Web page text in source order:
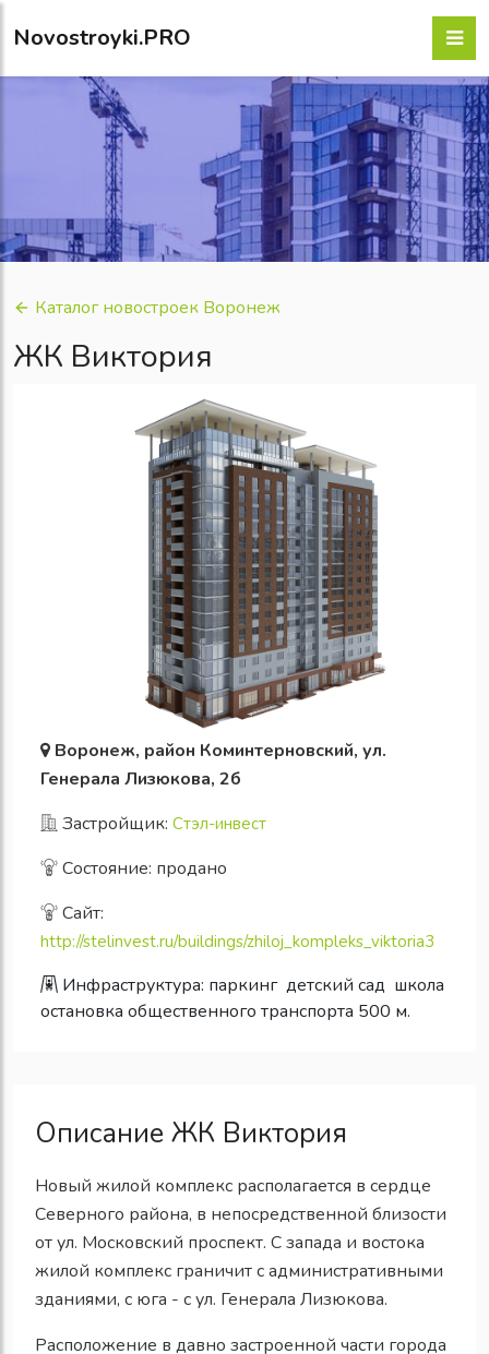
Novostroyki.PRO
Каталог новостроек Воронеж
ЖК Виктория
Воронеж, район Коминтерновский, ул.
Генерала Лизюкова, 2б
Застройщик: Стэл-инвест
Состояние: продано
Сайт:
http://stelinvest.ru/buildings/zhiloj_kompleks_viktoria3
Инфраструктура: паркинг детский сад школа
остановка общественного транспорта 500 м.
Описание ЖК Виктория
Новый жилой комплекс располагается в сердце
Северного района, в непосредственной близости
от ул. Московский проспект. С запада и востока
жилой комплекс граничит с административными
зданиями, с юга - с ул. Генерала Лизюкова.
Расположение в давно застроенной части города